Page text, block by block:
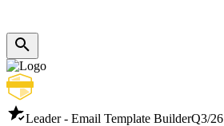
Leader - Email Template BuilderQ3/26